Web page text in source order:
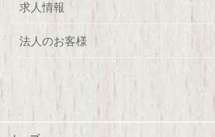
求人情報
法人のお客様